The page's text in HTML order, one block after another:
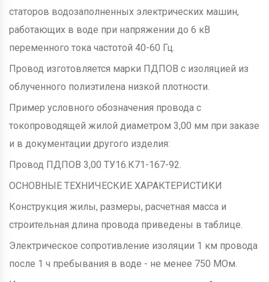
статоров водозаполненных электрических машин,
работающих в воде при напряжении до 6 кВ
переменного тока частотой 40-60 Гц.
Провод изготовляется марки ПДПОВ с изоляцией из
облученного полиэтилена низкой плотности.
Пример условного обозначения провода с
токопроводящей жилой диаметром 3,00 мм при заказе
и в документации другого изделия:
Провод ПДПОВ 3,00 ТУ16.К71-167-92.
ОСНОВНЫЕ ТЕХНИЧЕСКИЕ ХАРАКТЕРИСТИКИ
Конструкция жилы, размеры, расчетная масса и
строительная длина провода приведены в таблице.
Электрическое сопротивление изоляции 1 км провода
после 1 ч пребывания в воде - не менее 750 МОм.